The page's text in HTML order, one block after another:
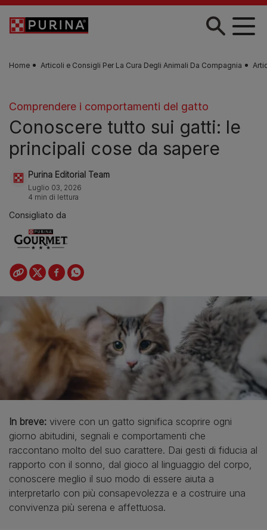
Skip to main content
Home Articoli e Consigli Per La Cura Degli Animali Da Compagnia
Comprendere i comportamenti del gatto
Сonoscere tutto sui gatti: le
principali cose da sapere
Purina Editorial Team
Luglio 03, 2026
4 min di lettura
Consigliato da
In breve: vivere con un gatto significa scoprire ogni
giorno abitudini, segnali e comportamenti che
raccontano molto del suo carattere. Dai gesti di fiducia al
rapporto con il sonno, dal gioco al linguaggio del corpo,
conoscere meglio il suo modo di essere aiuta a
interpretarlo con più consapevolezza e a costruire una
convivenza più serena e affettuosa.